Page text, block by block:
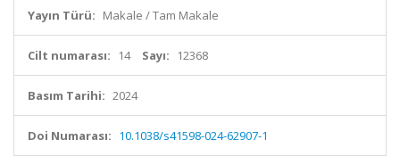
Yayın Türü: Makale / Tam Makale
Cilt numarası: 14 Sayı: 12368
Basım Tarihi: 2024
Doi Numarası: 10.1038/s41598-024-62907-1